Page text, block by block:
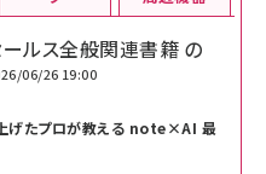
ールス全般関連書籍 の
06/26 19:00
げたプロが教える note×AI 最